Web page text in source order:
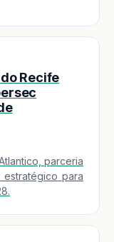
Recife
parceria
para